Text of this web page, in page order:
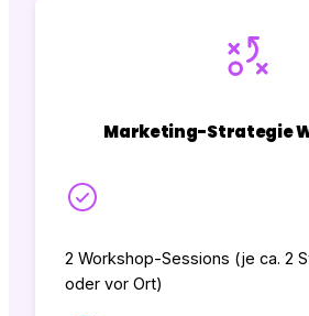
Marketing-Strategie
2 Workshop-Sessions (je ca. 2
oder vor Ort)